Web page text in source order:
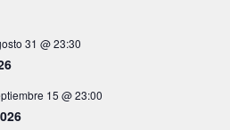
31 @ 23:30
15 @ 23:00